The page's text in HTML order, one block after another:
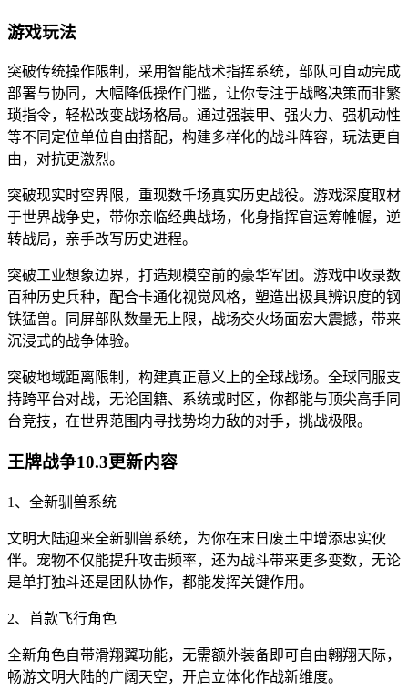
游戏玩法
突破传统操作限制，采用智能战术指挥系统，部队可自动完成
部署与协同，大幅降低操作门槛，让你专注于战略决策而非繁
琐指令，轻松改变战场格局。通过强装甲、强火力、强机动性
等不同定位单位自由搭配，构建多样化的战斗阵容，玩法更自
由，对抗更激烈。
突破现实时空界限，重现数千场真实历史战役。游戏深度取材
于世界战争史，带你亲临经典战场，化身指挥官运筹帷幄，逆
转战局，亲手改写历史进程。
突破工业想象边界，打造规模空前的豪华军团。游戏中收录数
百种历史兵种，配合卡通化视觉风格，塑造出极具辨识度的钢
铁猛兽。同屏部队数量无上限，战场交火场面宏大震撼，带来
沉浸式的战争体验。
突破地域距离限制，构建真正意义上的全球战场。全球同服支
持跨平台对战，无论国籍、系统或时区，你都能与顶尖高手同
台竞技，在世界范围内寻找势均力敌的对手，挑战极限。
王牌战争10.3更新内容
1、全新驯兽系统
文明大陆迎来全新驯兽系统，为你在末日废土中增添忠实伙
伴。宠物不仅能提升攻击频率，还为战斗带来更多变数，无论
是单打独斗还是团队协作，都能发挥关键作用。
2、首款飞行角色
全新角色自带滑翔翼功能，无需额外装备即可自由翱翔天际，
畅游文明大陆的广阔天空，开启立体化作战新维度。